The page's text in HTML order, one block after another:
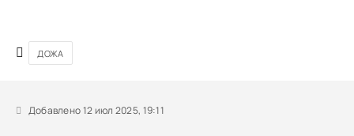
ДОЖА
Добавлено 12 июл 2025, 19:11